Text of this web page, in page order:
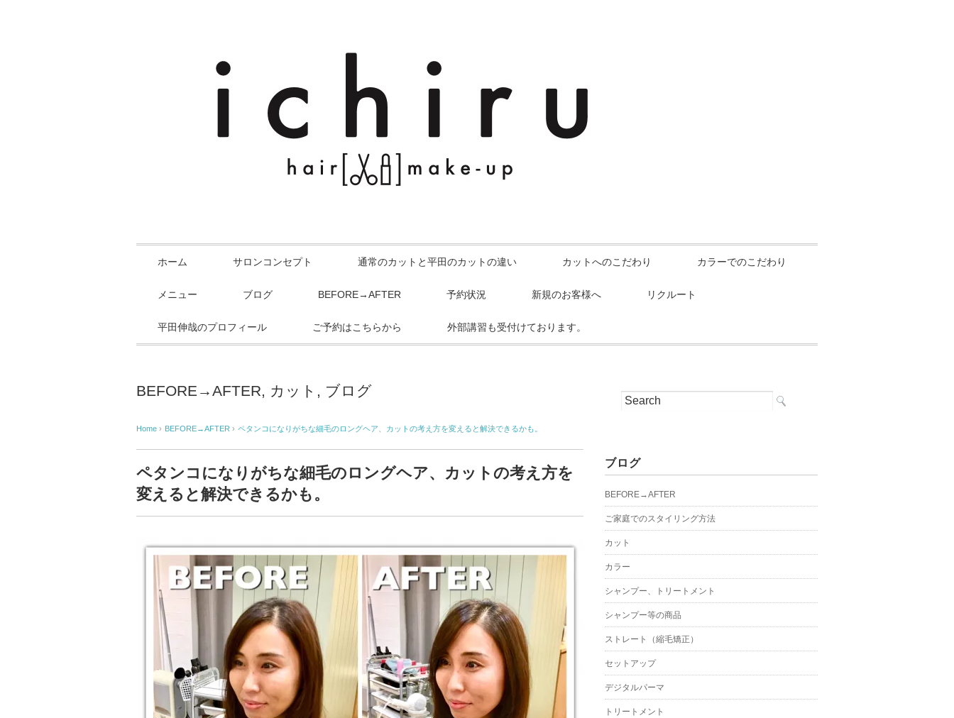
ホーム サロンコンセプト 通常のカットと平田のカットの違い カットへのこだわり カラーでのこだわり
メニュー ブログ BEFORE→AFTER 予約状況 新規のお客様へ リクルート
平田伸哉のプロフィール ご予約はこちらから 外部講習も受付けております。
BEFORE→AFTER, カット , ブログ
Home › BEFORE→AFTER › ペタンコになりがちな細毛のロングヘア、カットの考え方を変えると解決できるかも。
ペタンコになりがちな細毛のロングヘア、カットの考え方を
変えると解決できるかも。
ブログ
BEFORE→AFTER
ご家庭でのスタイリング方法
カット
カラー
シャンプー、トリートメント
シャンプー等の商品
ストレート（縮毛矯正）
セットアップ
デジタルパーマ
トリートメント